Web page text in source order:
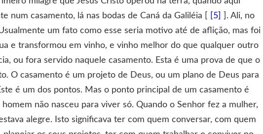
num casamento, lá nas bodas de Caná da Galiléia [
[5]
]. Ali, no
um fato como esse seria motivo até de aflição, mas foi
e transformou em vinho, e vinho melhor do que qualquer outro
ou fora servido naquele casamento. Esta é uma prova de que o
O casamento é um projeto de Deus, ou um plano de Deus para
é um dos pontos. Mas o ponto principal de um casamento é
não nasceu para viver só. Quando o Senhor fez a mulher,
alegre. Isto significava ter com quem conversar, com quem